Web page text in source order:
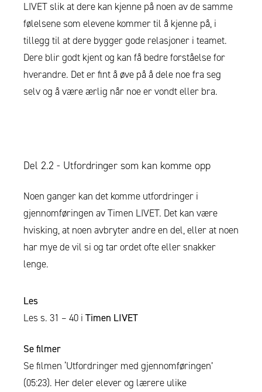
LIVET slik at dere kan kjenne på noen av de samme
følelsene som elevene kommer til å kjenne på, i
tillegg til at dere bygger gode relasjoner i teamet.
Dere blir godt kjent og kan få bedre forståelse for
hverandre. Det er fint å øve på å dele noe fra seg
selv og å være ærlig når noe er vondt eller bra.
Del 2.2 - Utfordringer som kan komme opp
Noen ganger kan det komme utfordringer i
gjennomføringen av Timen LIVET. Det kan være
hvisking, at noen avbryter andre en del, eller at noen
har mye de vil si og tar ordet ofte eller snakker
lenge.
Les
Les s. 31 – 40 i Timen LIVET
Se filmer
Se filmen ‘Utfordringer med gjennomføringen’
(05:23). Her deler elever og lærere ulike